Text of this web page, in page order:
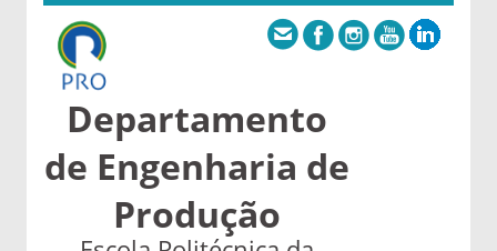
Departamento
de Engenharia de
Produção